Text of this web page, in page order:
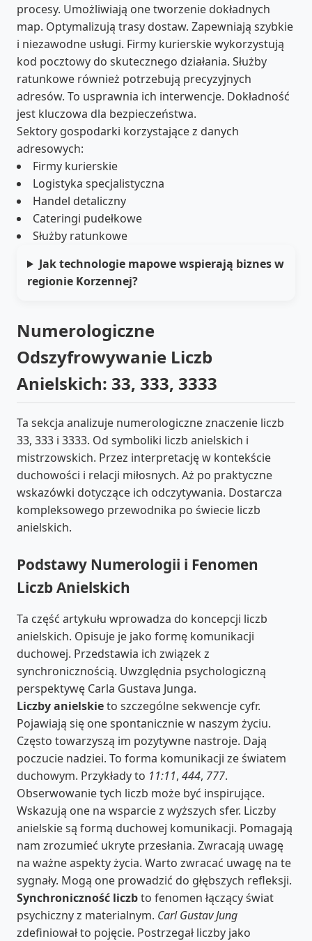
procesy. Umożliwiają one tworzenie dokładnych
map. Optymalizują trasy dostaw. Zapewniają szybkie
i niezawodne usługi. Firmy kurierskie wykorzystują
kod pocztowy do skutecznego działania. Służby
ratunkowe również potrzebują precyzyjnych
adresów. To usprawnia ich interwencje. Dokładność
jest kluczowa dla bezpieczeństwa.
Sektory gospodarki korzystające z danych
adresowych:
Firmy kurierskie
Logistyka specjalistyczna
Handel detaliczny
Cateringi pudełkowe
Służby ratunkowe
Jak technologie mapowe wspierają biznes w
regionie Korzennej?
Numerologiczne
Odszyfrowywanie Liczb
Anielskich: 33, 333, 3333
Ta sekcja analizuje numerologiczne znaczenie liczb
33, 333 i 3333. Od symboliki liczb anielskich i
mistrzowskich. Przez interpretację w kontekście
duchowości i relacji miłosnych. Aż po praktyczne
wskazówki dotyczące ich odczytywania. Dostarcza
kompleksowego przewodnika po świecie liczb
anielskich.
Podstawy Numerologii i Fenomen
Liczb Anielskich
Ta część artykułu wprowadza do koncepcji liczb
anielskich. Opisuje je jako formę komunikacji
duchowej. Przedstawia ich związek z
synchronicznością. Uwzględnia psychologiczną
perspektywę Carla Gustava Junga.
Liczby anielskieto szczególne sekwencje cyfr.
Pojawiają się one spontanicznie w naszym życiu.
Często towarzyszą im pozytywne nastroje. Dają
poczucie nadziei. To forma komunikacji ze światem
duchowym. Przykłady to 11:11, 444, 777.
Obserwowanie tych liczb może być inspirujące.
Wskazują one na wsparcie z wyższych sfer. Liczby
anielskie są formą duchowej komunikacji. Pomagają
nam zrozumieć ukryte przesłania. Zwracają uwagę
na ważne aspekty życia. Warto zwracać uwagę na te
sygnały. Mogą one prowadzić do głębszych refleksji.
Synchroniczność liczbto fenomen łączący świat
psychiczny z materialnym. Carl Gustav Jung
zdefiniował to pojęcie. Postrzegał liczby jako